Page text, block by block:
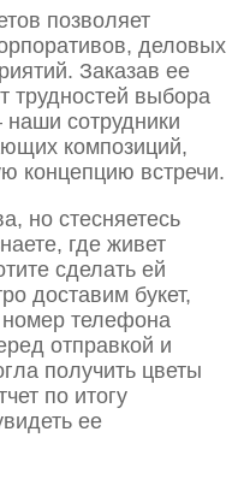
позволяет
деловых
Заказав ее
трудностей выбора
сотрудники
композиций,
концепцию встречи.
но стесняетесь
где живет
сделать ей
доставим букет,
номер телефона
отправкой и
получить цветы
по итогу
ее